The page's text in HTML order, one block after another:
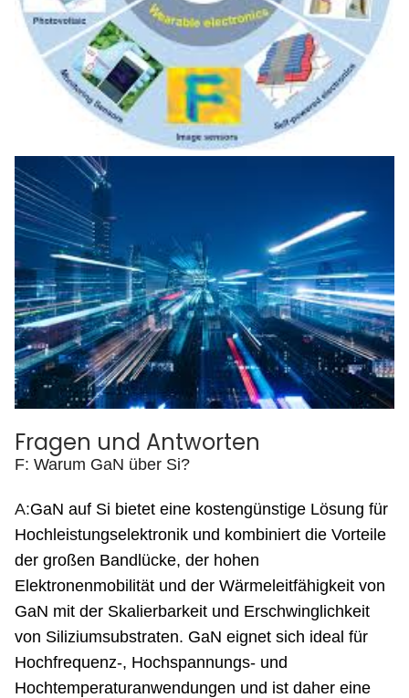
Fragen und Antworten
F: Warum GaN über Si?
A:GaN auf Si bietet eine kostengünstige Lösung für
Hochleistungselektronik und kombiniert die Vorteile
der großen Bandlücke, der hohen
Elektronenmobilität und der Wärmeleitfähigkeit von
GaN mit der Skalierbarkeit und Erschwinglichkeit
von Siliziumsubstraten. GaN eignet sich ideal für
Hochfrequenz-, Hochspannungs- und
Hochtemperaturanwendungen und ist daher eine